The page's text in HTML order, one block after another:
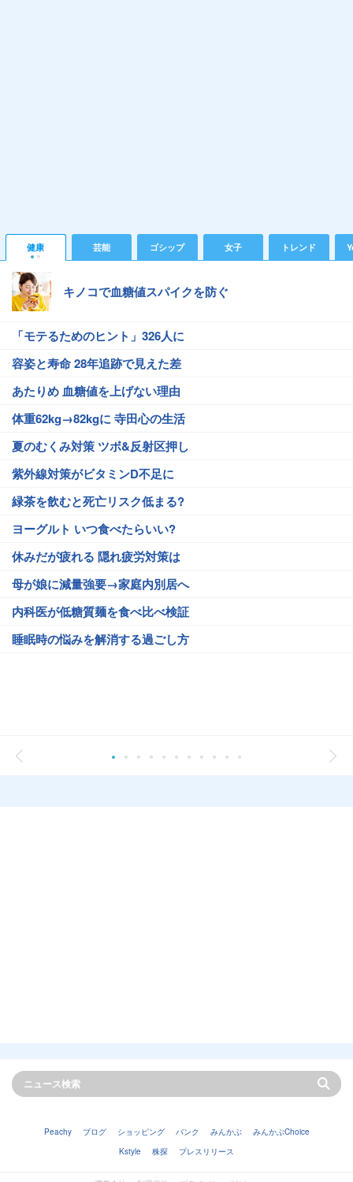
健康 芸能 ゴシップ 女子 トレンド
キノコで血糖値スパイクを防ぐ
「モテるためのヒント」326人に
容姿と寿命 28年追跡で見えた差
あたりめ 血糖値を上げない理由
体重62kg→82kgに 寺田心の生活
夏のむくみ対策 ツボ&反射区押し
紫外線対策がビタミンD不足に
緑茶を飲むと死亡リスク低まる?
ヨーグルト いつ食べたらいい?
休みだが疲れる 隠れ疲労対策は
母が娘に減量強要→家庭内別居へ
内科医が低糖質麺を食べ比べ検証
睡眠時の悩みを解消する過ごし方
Peachy ブログ ショッピング バンク みんかぶ
みんかぶChoice
Kstyle
株探 プレスリリース